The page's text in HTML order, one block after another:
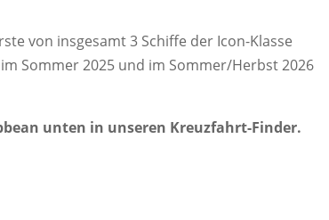
von insgesamt 3 Schiffe der Icon-Klasse
Sommer 2025 und im Sommer/Herbst 2026
unten in unseren Kreuzfahrt-Finder.